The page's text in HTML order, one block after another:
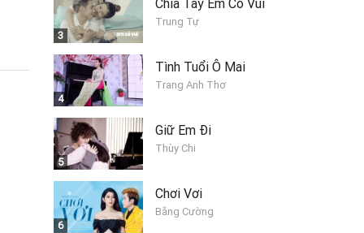
3
Chia Tay Em Có Vui
Trung Tự
4
Tình Tuổi Ô Mai
Trang Anh Thơ
5
Giữ Em Đi
Thùy Chi
6
Chơi Vơi
Bằng Cường